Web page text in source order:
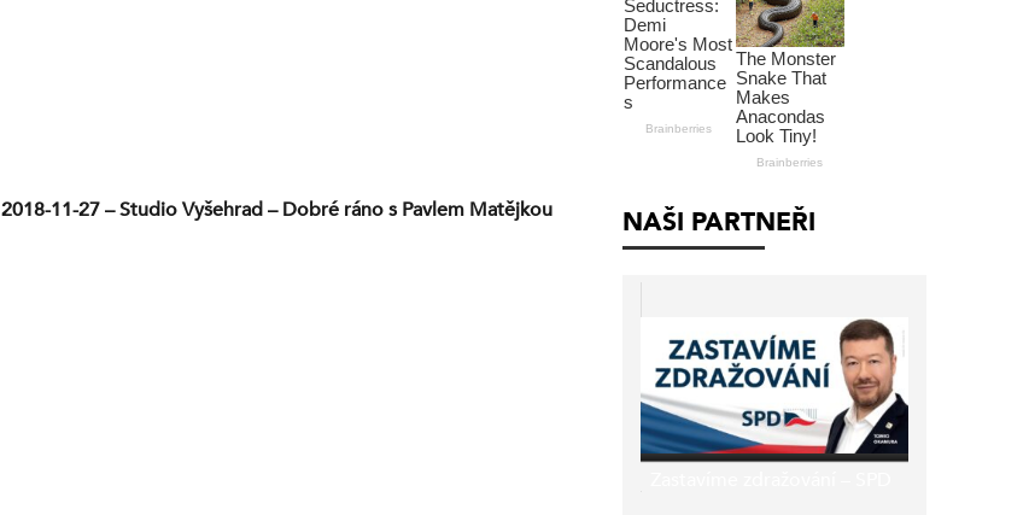
2018-11-27 – Studio Vyšehrad – Dobré ráno s Pavlem Matějkou NAŠI PARTNEŘI